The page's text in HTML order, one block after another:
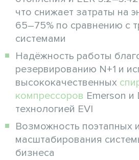
что снижает затраты на
65–75% по сравнению с
системами
Надёжность работы
резервированию N+1 и
высококачественных
компрессоров Emerson и
технологией EVI
Возможность поэтапных
масштабирования
бизнеса